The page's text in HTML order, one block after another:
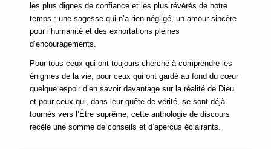
les plus dignes de confiance et les plus révérés de notre
temps : une sagesse qui n’a rien négligé, un amour sincère
pour l’humanité et des exhortations pleines
d’encouragements.
Pour tous ceux qui ont toujours cherché à comprendre les
énigmes de la vie, pour ceux qui ont gardé au fond du cœur
quelque espoir d’en savoir davantage sur la réalité de Dieu
et pour ceux qui, dans leur quête de vérité, se sont déjà
tournés vers l’Être suprême, cette anthologie de discours
recèle une somme de conseils et d’aperçus éclairants.